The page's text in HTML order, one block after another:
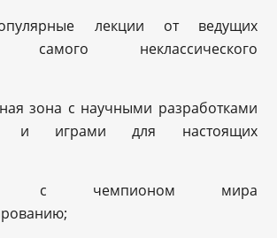
лекции от ведущих
самого неклассического
зона с научными разработками
и играми для настоящих
чемпионом мира